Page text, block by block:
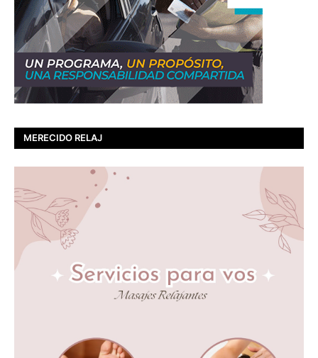
MERECIDO RELAJ